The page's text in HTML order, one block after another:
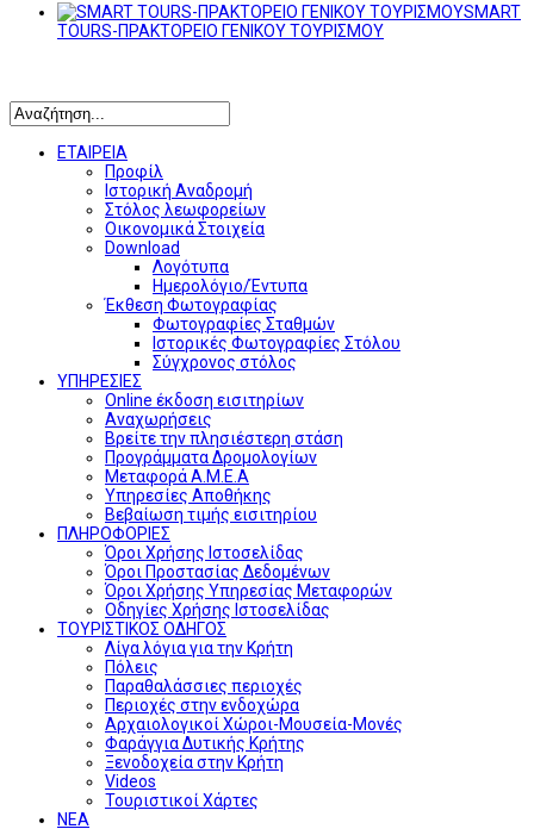
SMART
TOURS-ΠΡΑΚΤΟΡΕΙΟ ΓΕΝΙΚΟΥ ΤΟΥΡΙΣΜΟΥ
ΕΤΑΙΡΕΙΑ
Προφίλ
Ιστορική Αναδρομή
Στόλος λεωφορείων
Οικονομικά Στοιχεία
Download
Λογότυπα
Ημερολόγιο/Έντυπα
Έκθεση Φωτογραφίας
Φωτογραφίες Σταθμών
Ιστορικές Φωτογραφίες Στόλου
Σύγχρονος στόλος
ΥΠΗΡΕΣΙΕΣ
Online έκδοση εισιτηρίων
Αναχωρήσεις
Βρείτε την πλησιέστερη στάση
Προγράμματα Δρομολογίων
Μεταφορά Α.Μ.Ε.Α
Υπηρεσίες Αποθήκης
Βεβαίωση τιμής εισιτηρίου
ΠΛΗΡΟΦΟΡΙΕΣ
Όροι Χρήσης Ιστοσελίδας
Όροι Προστασίας Δεδομένων
Όροι Χρήσης Υπηρεσίας Μεταφορών
Οδηγίες Χρήσης Ιστοσελίδας
ΤΟΥΡΙΣΤΙΚΟΣ ΟΔΗΓΟΣ
Λίγα λόγια για την Κρήτη
Πόλεις
Παραθαλάσσιες περιοχές
Περιοχές στην ενδοχώρα
Αρχαιολογικοί Χώροι-Μουσεία-Μονές
Φαράγγια Δυτικής Κρήτης
Ξενοδοχεία στην Κρήτη
Videos
Τουριστικοί Χάρτες
ΝΕΑ